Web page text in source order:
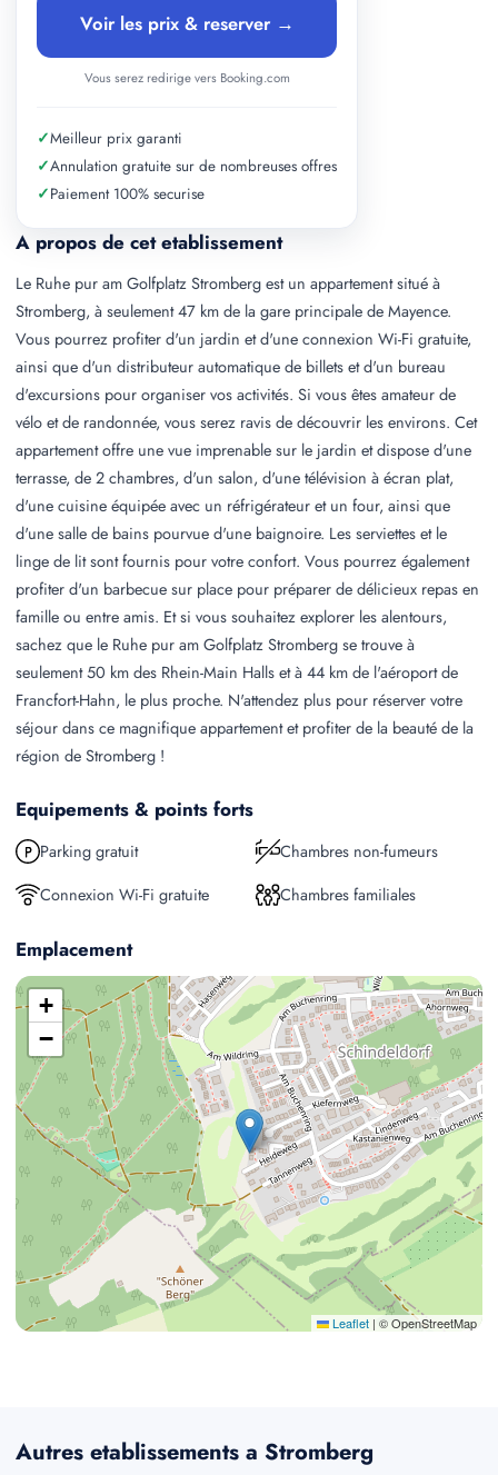
A propos de cet etablissement
Le Ruhe pur am Golfplatz Stromberg est un appartement situé à
Stromberg, à seulement 47 km de la gare principale de Mayence.
Vous pourrez profiter d'un jardin et d'une connexion Wi-Fi gratuite,
ainsi que d'un distributeur automatique de billets et d'un bureau
d'excursions pour organiser vos activités. Si vous êtes amateur de
vélo et de randonnée, vous serez ravis de découvrir les environs. Cet
appartement offre une vue imprenable sur le jardin et dispose d'une
terrasse, de 2 chambres, d'un salon, d'une télévision à écran plat,
d'une cuisine équipée avec un réfrigérateur et un four, ainsi que
d'une salle de bains pourvue d'une baignoire. Les serviettes et le
linge de lit sont fournis pour votre confort. Vous pourrez également
profiter d'un barbecue sur place pour préparer de délicieux repas en
famille ou entre amis. Et si vous souhaitez explorer les alentours,
sachez que le Ruhe pur am Golfplatz Stromberg se trouve à
seulement 50 km des Rhein-Main Halls et à 44 km de l'aéroport de
Francfort-Hahn, le plus proche. N'attendez plus pour réserver votre
séjour dans ce magnifique appartement et profiter de la beauté de la
région de Stromberg !
Equipements & points forts
Parking gratuit
Chambres non-fumeurs
Connexion Wi-Fi gratuite
Chambres familiales
Emplacement
+
−
Leaflet | © OpenStreetMap
Voir les prix & reserver →
Vous serez redirige vers Booking.com
✓Meilleur prix garanti
✓Annulation gratuite sur de nombreuses offres
✓Paiement 100% securise
Autres etablissements a Stromberg